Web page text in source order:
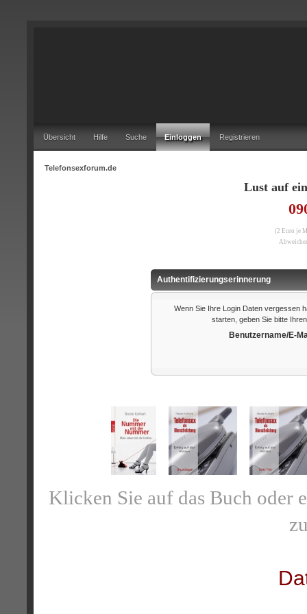
Übersicht Hilfe Suche Einloggen Registrieren
Telefonsexforum.de
Lust auf
(2 Euro je
Authentifizierungserinnerung
Wenn Sie Ihre Login Daten vergessen
starten, geben Sie bitte
Benutzername/E-
Klicken Sie auf das Buch oder